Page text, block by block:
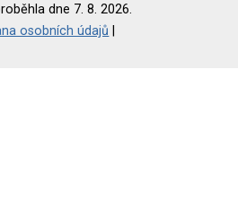
dne 7. 8. 2026.
osobních údajů